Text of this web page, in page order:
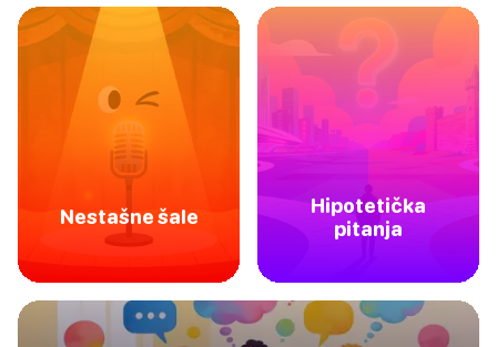
Nestašne šale
Hipotetička
pitanja